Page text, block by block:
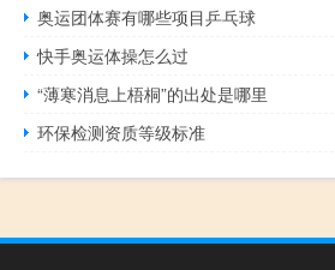
奥运团体赛有哪些项目乒乓球
快手奥运体操怎么过
“薄寒消息上梧桐”的出处是哪里
环保检测资质等级标准